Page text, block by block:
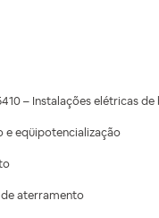
– Instalações elétricas
e eqüipotencialização
de aterramento